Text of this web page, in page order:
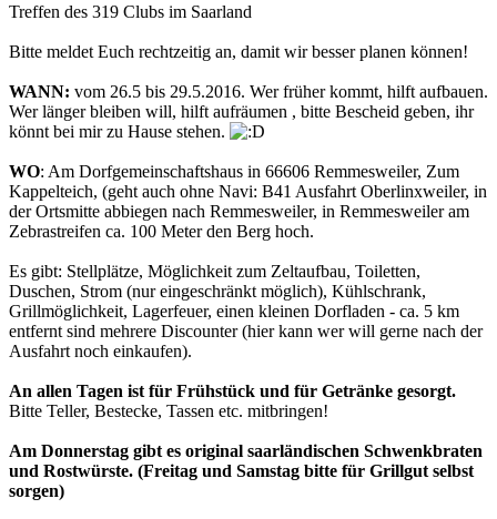
Treffen des 319 Clubs im Saarland
Bitte meldet Euch rechtzeitig an, damit wir besser planen können!
WANN: vom 26.5 bis 29.5.2016. Wer früher kommt, hilft aufbauen.
Wer länger bleiben will, hilft aufräumen , bitte Bescheid geben, ihr
könnt bei mir zu Hause stehen.
WO: Am Dorfgemeinschaftshaus in 66606 Remmesweiler, Zum
Kappelteich, (geht auch ohne Navi: B41 Ausfahrt Oberlinxweiler, in
der Ortsmitte abbiegen nach Remmesweiler, in Remmesweiler am
Zebrastreifen ca. 100 Meter den Berg hoch.
Es gibt: Stellplätze, Möglichkeit zum Zeltaufbau, Toiletten,
Duschen, Strom (nur eingeschränkt möglich), Kühlschrank,
Grillmöglichkeit, Lagerfeuer, einen kleinen Dorfladen - ca. 5 km
entfernt sind mehrere Discounter (hier kann wer will gerne nach der
Ausfahrt noch einkaufen).
An allen Tagen ist für Frühstück und für Getränke gesorgt.
Bitte Teller, Bestecke, Tassen etc. mitbringen!
Am Donnerstag gibt es original saarländischen Schwenkbraten
und Rostwürste. (Freitag und Samstag bitte für Grillgut selbst
sorgen)